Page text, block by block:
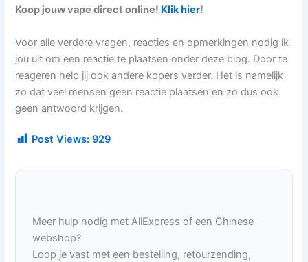
Koop jouw vape direct online! Klik hier!
Voor alle verdere vragen, reacties en opmerkingen nodig ik
jou uit om een reactie te plaatsen onder deze blog. Door te
reageren help jij ook andere kopers verder. Het is namelijk
zo dat veel mensen geen reactie plaatsen en zo dus ook
geen antwoord krijgen.
Post Views: 929
Meer hulp nodig met AliExpress of een Chinese
webshop?
Loop je vast met een bestelling, retourzending,